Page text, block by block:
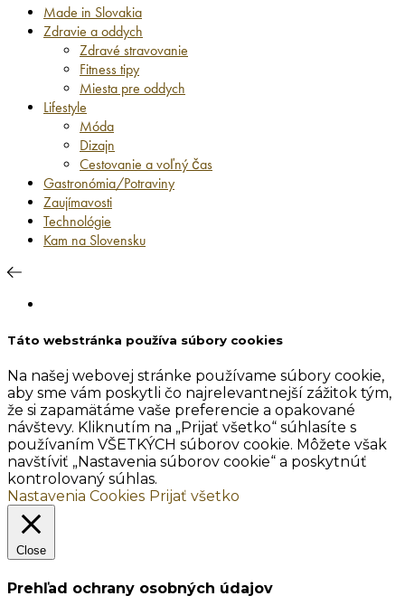
Made in Slovakia
Zdravie a oddych
Zdravé stravovanie
Fitness tipy
Miesta pre oddych
Lifestyle
Móda
Dizajn
Cestovanie a voľný čas
Gastronómia/Potraviny
Zaujímavosti
Technológie
Kam na Slovensku
Táto webstránka používa súbory cookies
Na našej webovej stránke používame súbory cookie,
aby sme vám poskytli čo najrelevantnejší zážitok tým,
že si zapamätáme vaše preferencie a opakované
návštevy. Kliknutím na „Prijať všetko“ súhlasíte s
používaním VŠETKÝCH súborov cookie. Môžete však
navštíviť „Nastavenia súborov cookie“ a poskytnúť
kontrolovaný súhlas.
Nastavenia Cookies Prijať všetko
Close
Prehľad ochrany osobných údajov